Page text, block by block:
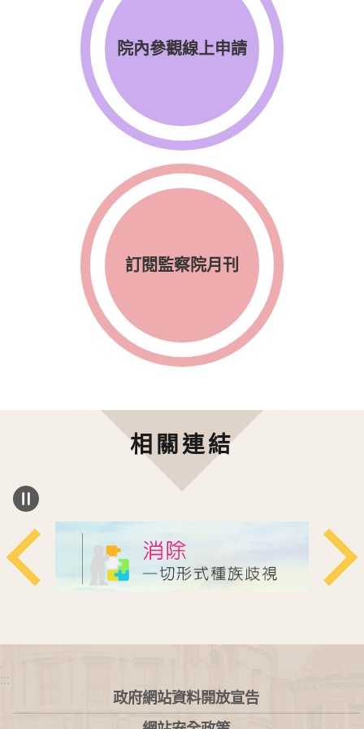
院內參觀線上申請
訂閱監察院月刊
相關連結
:::
政府網站資料開放宣告